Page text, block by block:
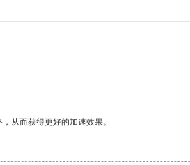
从而获得更好的加速效果。